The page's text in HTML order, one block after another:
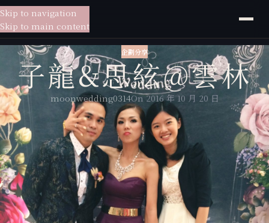
貳月婚紗
Skip to navigation
Skip to main content
企劃分享
子龍&思絃@雲林
moonwedding0314On 2016 年 10 月 20 日
如果說熱戀的甜蜜讓人上癮，那磨合過的成長會更讓人珍惜。好不容易，
子龍跟思絃一起走過了遠距戀愛的考驗、價值觀的差異，甚至經歷了生命
中出乎意料的挑戰，慶幸在這一切之後，他們依舊緊牽不放的雙手才能讓
我們見證幸福。
婚禮前後，新娘思絃跟小芳聊起了籌備婚禮的心情，在每一個感受的背
後，都有著它們產生的故事，而在情緒消化後，總會找到前進的方法。就
像愛情，結合來自不同成長背景的兩個人，即使個性截然不同，也會在磨
合後找到一起前進的方法。